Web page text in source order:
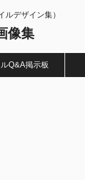
ルデザイン集）
像集
Q&A掲示板